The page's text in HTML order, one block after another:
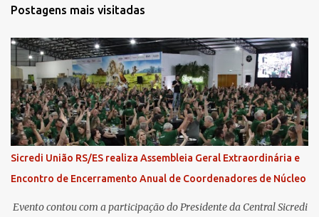
Postagens mais visitadas
Sicredi União RS/ES realiza Assembleia Geral Extraordinária e
Encontro de Encerramento Anual de Coordenadores de Núcleo
​ Evento contou com a participação do Presidente da Central Sicredi